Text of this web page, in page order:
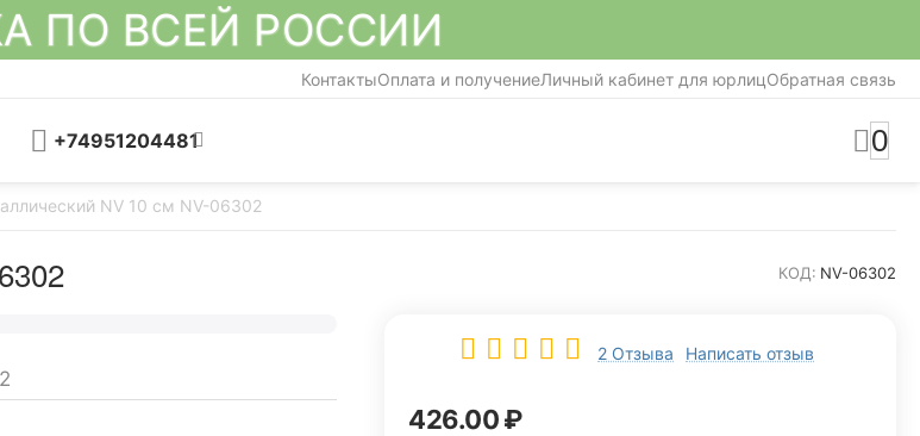
ПО ВСЕЙ РОССИИ
КонтактыОплата и получениеЛичный кабинет для юрлицОбратная связь
+74951204481 0
NV 10 см NV-06302
КОД: NV-06302
2 Отзыва Написать отзыв
426.00₽
2